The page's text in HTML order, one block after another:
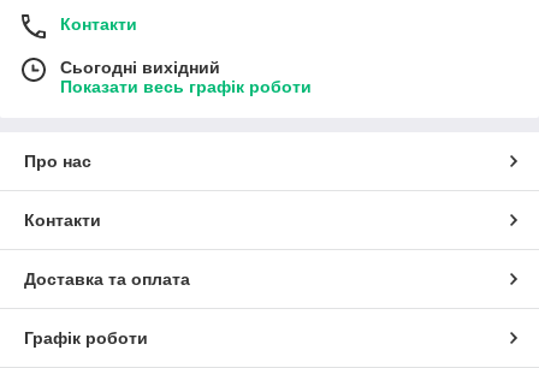
Контакти
Сьогодні вихідний
Показати весь графік роботи
Про нас
Контакти
Доставка та оплата
Графік роботи